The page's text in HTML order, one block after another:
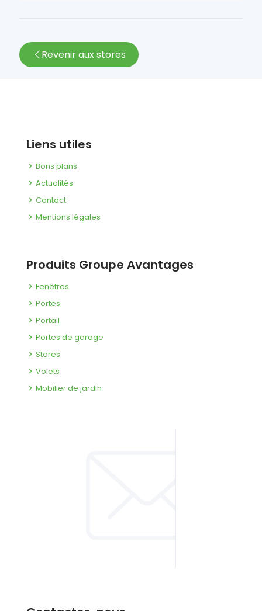
Revenir aux stores
Liens utiles
Bons plans
Actualités
Contact
Mentions légales
Produits Groupe Avantages
Fenêtres
Portes
Portail
Portes de garage
Stores
Volets
Mobilier de jardin